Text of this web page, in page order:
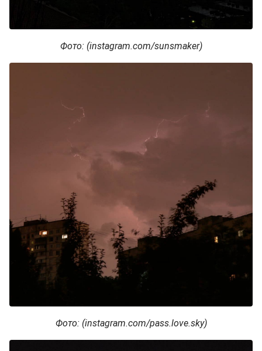
Фото: (instagram.com/sunsmaker)
Фото: (instagram.com/pass.love.sky)